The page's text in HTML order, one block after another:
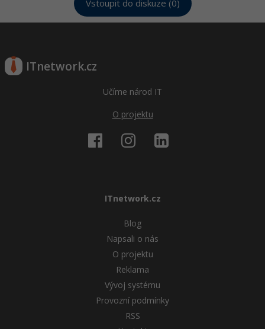
Vstoupit do diskuze (0)
ITnetwork.cz
Učíme národ IT
O projektu
ITnetwork.cz
Blog
Napsali o nás
O projektu
Reklama
Vývoj systému
Provozní podmínky
RSS